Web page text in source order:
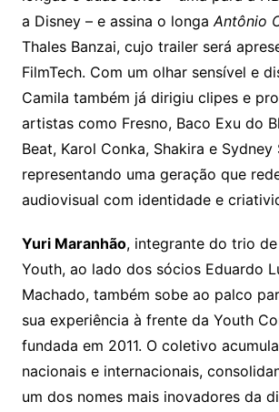
a Disney – e assina o longaAntônio
Thales Banzai, cujo trailer será
FilmTech. Com um olhar sensível e
Camila também já dirigiu clipes e
artistas como Fresno, Baco Exu do
Beat, Karol Conka, Shakira e Sydney
representando uma geração que
audiovisual com identidade e
Yuri Maranhão, integrante do trio
Youth, ao lado dos sócios Eduardo
Machado, também sobe ao palco
sua experiência à frente da Youth
fundada em 2011. O coletivo
nacionais e internacionais,
um dos nomes mais inovadores da